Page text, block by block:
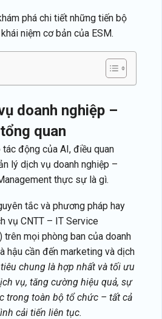
phá chi tiết những tiến bộ
niệm cơ bản của ESM.
doanh nghiệp –
quan
động của AI, điều quan
lý dịch vụ doanh nghiệp –
thực sự là gì.
tắc và phương pháp hay
vụ CNTT – IT Service
trên mọi phòng ban của doanh
hậu cần đến marketing và dịch
chung là hợp nhất và tối ưu
vụ, tăng cường hiệu quả, sự
trong toàn bộ tổ chức – tất cả
cải tiến liên tục.